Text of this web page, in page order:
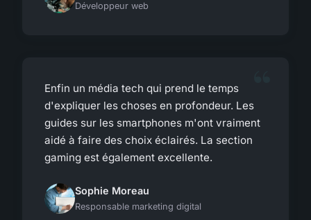
Développeur web
Enfin un média tech qui prend le temps
d'expliquer les choses en profondeur. Les
guides sur les smartphones m'ont vraiment
aidé à faire des choix éclairés. La section
gaming est également excellente.
Sophie Moreau
Responsable marketing digital